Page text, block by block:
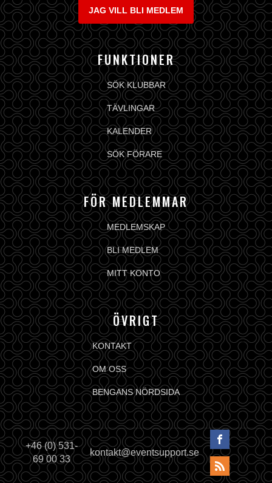
JAG VILL BLI MEDLEM
FUNKTIONER
SÖK KLUBBAR
TÄVLINGAR
KALENDER
SÖK FÖRARE
FÖR MEDLEMMAR
MEDLEMSKAP
BLI MEDLEM
MITT KONTO
ÖVRIGT
KONTAKT
OM OSS
BENGANS NÖRDSIDA
+46 (0) 531-
69 00 33
kontakt@eventsupport.se